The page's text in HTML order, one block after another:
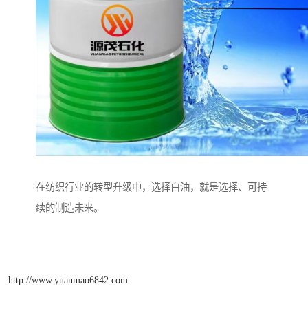
在纺织行业的转型升级中，选择白油，就是选择、可持
续的制造未来。
http://www.yuanmao6842.com